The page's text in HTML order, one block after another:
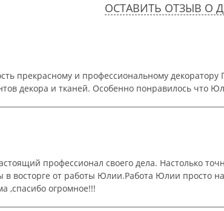
ОСТАВИТЬ ОТЗЫВ О
прекрасному и профессиональному
декора и тканей. Особенно понравилось что
профессионал своего дела. Настолько
в восторге от работы Юлии.Работа Юлии просто
,спасибо огромное!!!